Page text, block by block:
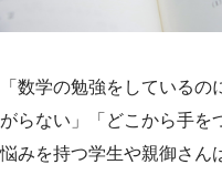
「数学の勉強をしている
がらない」「どこから手を
悩みを持つ学生や親御さん